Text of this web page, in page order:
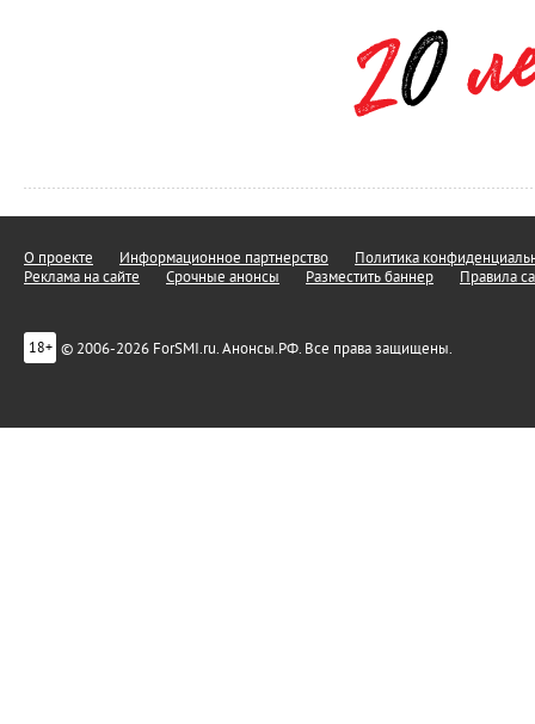
О проекте Информационное партнерство
Политика
Реклама на сайте
Срочные анонсы Разместить баннер Правила
18+ © 2006-2026 ForSMI.ru. Анонсы.РФ. Все права защищены.